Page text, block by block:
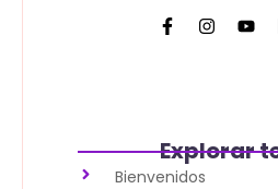
Explorar
Bienvenidos